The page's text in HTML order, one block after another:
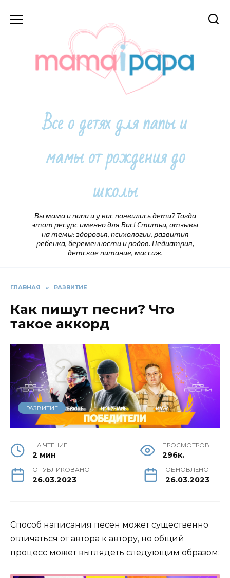
Все о детях для папы и
мамы от рождения до
школы
Вы мама и папа и у вас появились дети? Тогда
этот ресурс именно для Вас! Статьи, отзывы
на темы: здоровья, психологии, развития
ребенка, беременности и родов. Педиатрия,
детское питание, массаж.
ГЛАВНАЯ » РАЗВИТИЕ
Как пишут песни? Что
такое аккорд
РАЗВИТИЕ
НА ЧТЕНИЕ
2 мин
ПРОСМОТРОВ
296к.
ОПУБЛИКОВАНО
26.03.2023
ОБНОВЛЕНО
26.03.2023
Способ написания песен может существенно
отличаться от автора к автору, но общий
процесс может выглядеть следующим образом: